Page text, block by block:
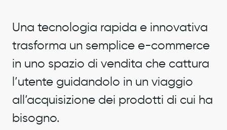
Una tecnologia rapida e innovativa
trasforma un semplice e-commerce
in uno spazio di vendita che cattura
l’utente guidandolo in un viaggio
all’acquisizione dei prodotti di cui ha
bisogno.